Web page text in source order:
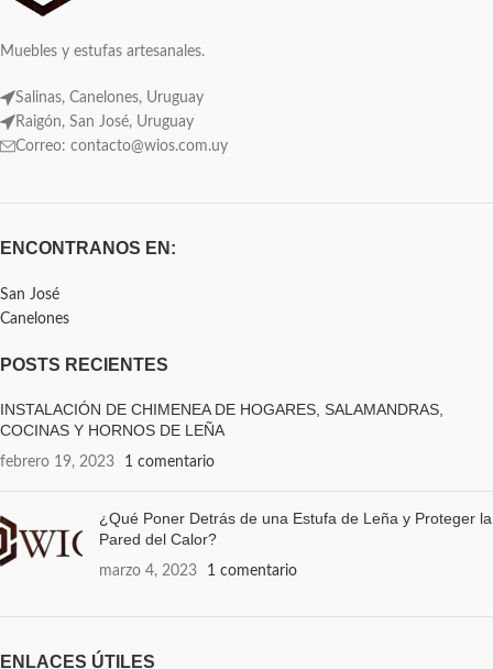
Muebles y estufas artesanales.
Salinas, Canelones, Uruguay
Raigón, San José, Uruguay
Correo: contacto@wios.com.uy
ENCONTRANOS EN:
San José
Canelones
POSTS RECIENTES
INSTALACIÓN DE CHIMENEA DE HOGARES, SALAMANDRAS,
COCINAS Y HORNOS DE LEÑA
febrero 19, 2023 1 comentario
¿Qué Poner Detrás de una Estufa de Leña y Proteger la
Pared del Calor?
marzo 4, 2023 1 comentario
ENLACES ÚTILES